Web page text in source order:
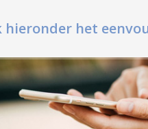
hieronder het